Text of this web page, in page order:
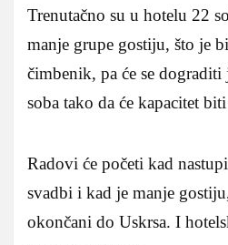
Trenutačno su u hotelu 22
manje grupe gostiju, što je
čimbenik, pa će se
soba tako da će kapacitet
Radovi će početi kad
svadbi i kad je manje
okončani do Uskrsa. I